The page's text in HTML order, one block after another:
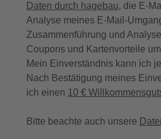
Daten durch hagebau, die E-
Analyse meines E-Mail-
Zusammenführung und
Coupons und Kartenvorteile
Mein Einverständnis kann ich
Nach Bestätigung meines
ich einen 10 €
Bitte beachte auch unsere